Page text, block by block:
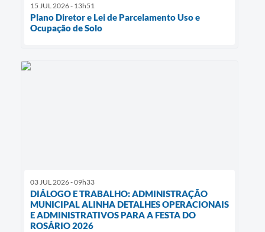
15 JUL 2026 - 13h51
Plano Diretor e Lei de Parcelamento Uso e
Ocupação de Solo
03 JUL 2026 - 09h33
DIÁLOGO E TRABALHO: ADMINISTRAÇÃO
MUNICIPAL ALINHA DETALHES OPERACIONAIS
E ADMINISTRATIVOS PARA A FESTA DO
ROSÁRIO 2026